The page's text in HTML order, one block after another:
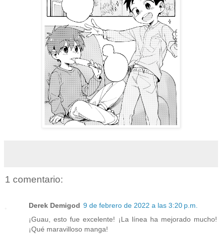
1 comentario:
Derek Demigod 9 de febrero de 2022 a las 3:20 p.m.
¡Guau, esto fue excelente! ¡La línea ha mejorado mucho!
¡Qué maravilloso manga!